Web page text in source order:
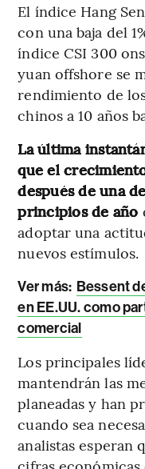
El índice Hang
con una baja del
índice CSI 300
yuan offshore se
rendimiento de
chinos a 10 años
La última
que el
después de una
principios de año
adoptar una
nuevos estímulos.
Ver más: Bessent
en EE.UU. como
comercial
Los principales
mantendrán las
planeadas y han
cuando sea
analistas esperan